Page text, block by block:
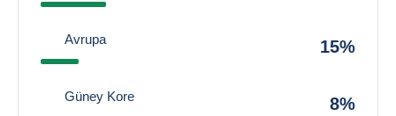
Avrupa 15%
Güney Kore 8%